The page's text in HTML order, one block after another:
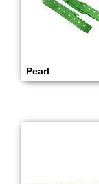
Pearl